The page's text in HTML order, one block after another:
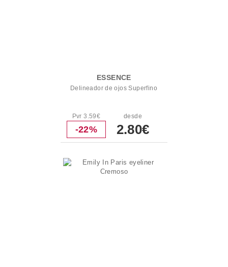
ESSENCE
Delineador de ojos Superfino
Pvr 3.59€
-22%
desde
2.80€